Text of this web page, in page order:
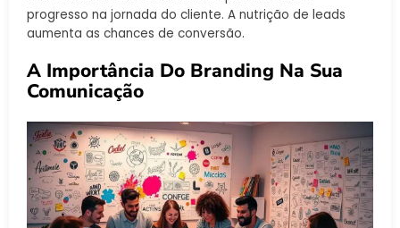
progresso na jornada do cliente. A nutrição de leads
aumenta as chances de conversão.
A Importância Do Branding Na Sua
Comunicação